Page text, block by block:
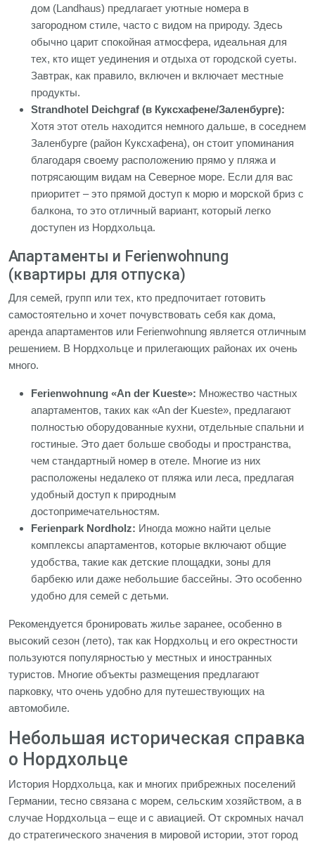
дом (Landhaus) предлагает уютные номера в
загородном стиле, часто с видом на природу. Здесь
обычно царит спокойная атмосфера, идеальная для
тех, кто ищет уединения и отдыха от городской суеты.
Завтрак, как правило, включен и включает местные
продукты.
Strandhotel Deichgraf (в Куксхафене/Заленбурге):
Хотя этот отель находится немного дальше, в соседнем
Заленбурге (район Куксхафена), он стоит упоминания
благодаря своему расположению прямо у пляжа и
потрясающим видам на Северное море. Если для вас
приоритет – это прямой доступ к морю и морской бриз с
балкона, то это отличный вариант, который легко
доступен из Нордхольца.
Апартаменты и Ferienwohnung
(квартиры для отпуска)
Для семей, групп или тех, кто предпочитает готовить
самостоятельно и хочет почувствовать себя как дома,
аренда апартаментов или Ferienwohnung является отличным
решением. В Нордхольце и прилегающих районах их очень
много.
Ferienwohnung «An der Kueste»: Множество частных
апартаментов, таких как «An der Kueste», предлагают
полностью оборудованные кухни, отдельные спальни и
гостиные. Это дает больше свободы и пространства,
чем стандартный номер в отеле. Многие из них
расположены недалеко от пляжа или леса, предлагая
удобный доступ к природным
достопримечательностям.
Ferienpark Nordholz: Иногда можно найти целые
комплексы апартаментов, которые включают общие
удобства, такие как детские площадки, зоны для
барбекю или даже небольшие бассейны. Это особенно
удобно для семей с детьми.
Рекомендуется бронировать жилье заранее, особенно в
высокий сезон (лето), так как Нордхольц и его окрестности
пользуются популярностью у местных и иностранных
туристов. Многие объекты размещения предлагают
парковку, что очень удобно для путешествующих на
автомобиле.
Небольшая историческая справка
о Нордхольце
История Нордхольца, как и многих прибрежных поселений
Германии, тесно связана с морем, сельским хозяйством, а в
случае Нордхольца – еще и с авиацией. От скромных начал
до стратегического значения в мировой истории, этот город